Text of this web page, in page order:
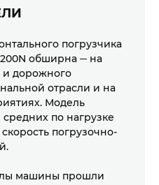
погрузчика
обширна ─ на
и дорожного
отрасли и на
Модель
по нагрузке
погрузочно-
машины прошли